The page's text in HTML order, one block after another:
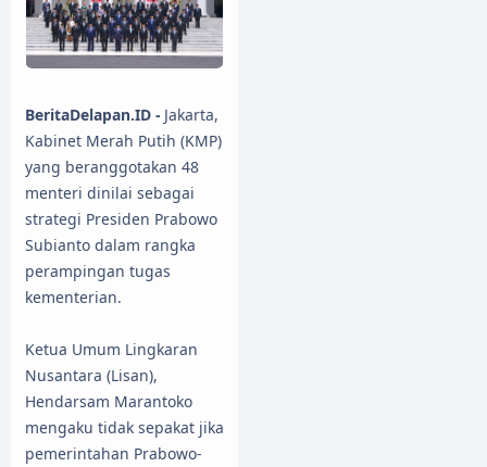
BeritaDelapan.ID - Jakarta,
Kabinet Merah Putih (KMP)
yang beranggotakan 48
menteri dinilai sebagai
strategi Presiden Prabowo
Subianto dalam rangka
perampingan tugas
kementerian.
Ketua Umum Lingkaran
Nusantara (Lisan),
Hendarsam Marantoko
mengaku tidak sepakat jika
pemerintahan Prabowo-